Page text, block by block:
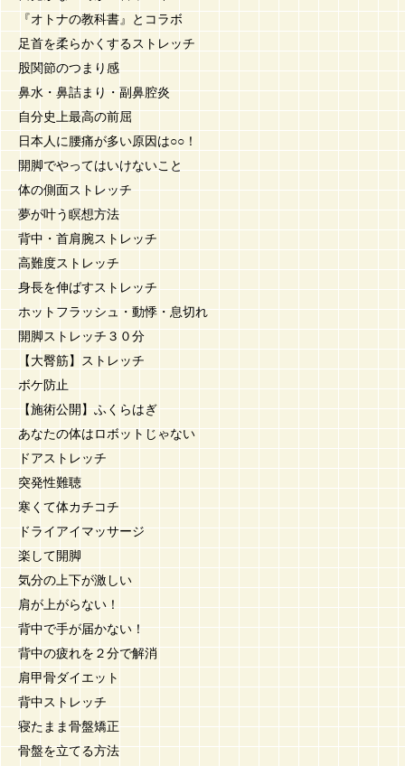
『オトナの教科書』とコラボ
足首を柔らかくするストレッチ
股関節のつまり感
鼻水・鼻詰まり・副鼻腔炎
自分史上最高の前屈
日本人に腰痛が多い原因は○○！
開脚でやってはいけないこと
体の側面ストレッチ
夢が叶う瞑想方法
背中・首肩腕ストレッチ
高難度ストレッチ
身長を伸ばすストレッチ
ホットフラッシュ・動悸・息切れ
開脚ストレッチ３０分
【大臀筋】ストレッチ
ボケ防止
【施術公開】ふくらはぎ
あなたの体はロボットじゃない
ドアストレッチ
突発性難聴
寒くて体カチコチ
ドライアイマッサージ
楽して開脚
気分の上下が激しい
肩が上がらない！
背中で手が届かない！
背中の疲れを２分で解消
肩甲骨ダイエット
背中ストレッチ
寝たまま骨盤矯正
骨盤を立てる方法